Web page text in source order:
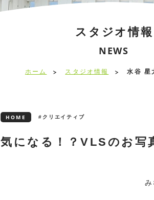
スタジオ情報
NEWS
ホーム スタジオ情報 水谷 星
HOME #クリエイティブ
気になる！？VLSのお